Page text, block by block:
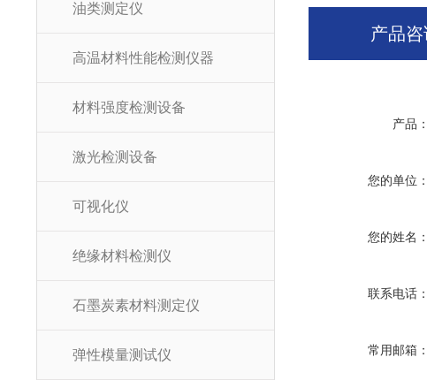
产品咨
产品：
您的单位：
您的姓名：
联系电话：
常用邮箱：
油类测定仪
高温材料性能检测仪器
材料强度检测设备
激光检测设备
可视化仪
绝缘材料检测仪
石墨炭素材料测定仪
弹性模量测试仪